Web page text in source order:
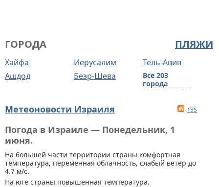
ПЛЯЖИ
ГОРОДА
Хайфа Иерусалим
Тель-Авив
Ашдод
Беэр-Шева
Все 203
города
Метеоновости Израиля rss
Погода в Израиле — Понедельник, 1
июня.
На большей части территории страны комфортная
температура, переменная облачность, слабый ветер до
4.7 м/с.
На юге страны повышенная температура.